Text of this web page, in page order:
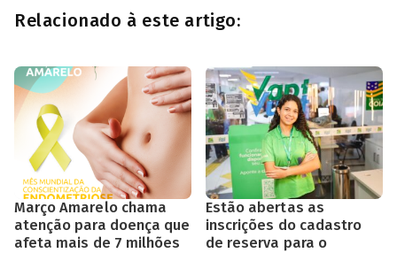
Relacionado à este artigo:
Março Amarelo chama
atenção para doença que
afeta mais de 7 milhões
Estão abertas as
inscrições do cadastro
de reserva para o